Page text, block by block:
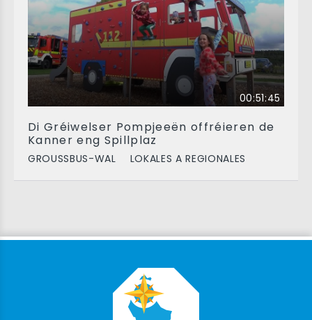
00:51:45
Di Gréiwelser Pompjeeën offréieren de
Kanner eng Spillplaz
GROUSSBUS-WAL LOKALES A REGIONALES